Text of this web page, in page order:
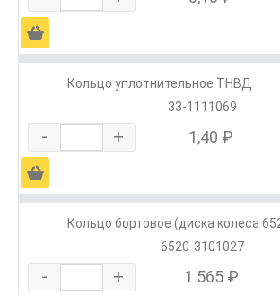
Ä
Кольцо уплотнительное ТНВД
33-1111069
- + 1,40 ₽
Ä
Кольцо бортовое (диска колеса
6520-3101027
- + 1 565 ₽